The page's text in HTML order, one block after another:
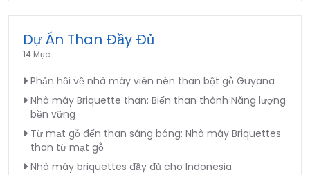
Dự Án Than Đầy Đủ
14 Mục
Phản hồi về nhà máy viên nén than bột gỗ Guyana
Nhà máy Briquette than: Biến than thành Năng lượng
bền vững
Từ mạt gỗ đến than sáng bóng: Nhà máy Briquettes
than từ mạt gỗ
Nhà máy briquettes đầy đủ cho Indonesia